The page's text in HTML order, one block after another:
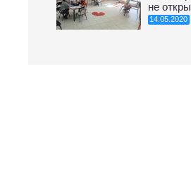
не
14.05.2020